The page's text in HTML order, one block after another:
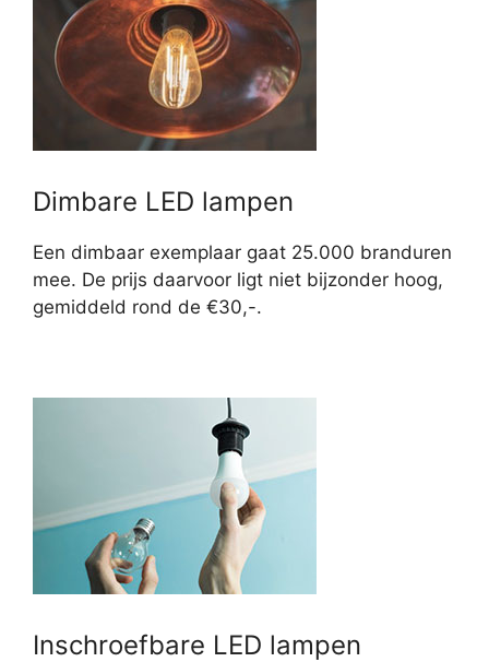
Dimbare LED lampen
Een dimbaar exemplaar gaat 25.000 branduren
mee. De prijs daarvoor ligt niet bijzonder hoog,
gemiddeld rond de €30,-.
Inschroefbare LED lampen